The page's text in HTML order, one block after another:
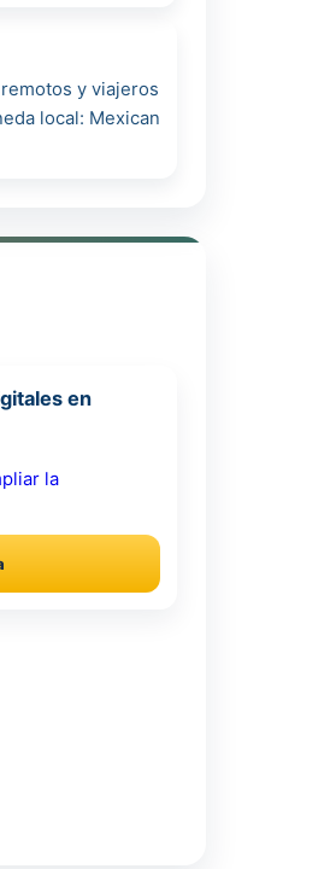
y viajeros
local: Mexican
en
la